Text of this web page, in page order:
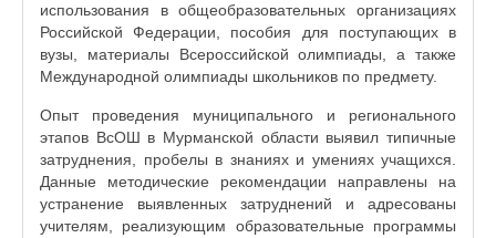
использования в общеобразовательных организациях
Российской Федерации, пособия для поступающих в
вузы, материалы Всероссийской олимпиады, а также
Международной олимпиады школьников по предмету.
Опыт проведения муниципального и регионального
этапов ВсОШ в Мурманской области выявил типичные
затруднения, пробелы в знаниях и умениях учащихся.
Данные методические рекомендации направлены на
устранение выявленных затруднений и адресованы
учителям, реализующим образовательные программы